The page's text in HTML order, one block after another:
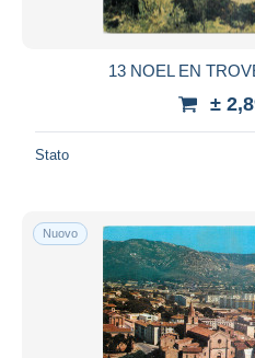
13 NOEL EN
±
Stato
Nuovo